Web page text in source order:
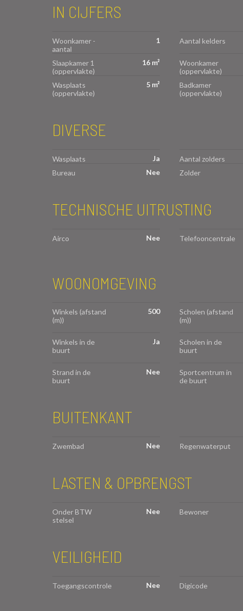
IN CIJFERS
Woonkamer -
aantal
1 Aantal kelders
Slaapkamer 1
(oppervlakte)
16 m²
Woonkamer
(oppervlakte)
Wasplaats
(oppervlakte)
5 m²
Badkamer
(oppervlakte)
DIVERSE
Wasplaats Ja Aantal zolders
Bureau
Nee Zolder
TECHNISCHE UITRUSTING
Airco Nee Telefooncentrale
WOONOMGEVING
Winkels (afstand
(m))
500
Scholen (afstand
(m))
Winkels in de
buurt
Ja
Scholen in de
buurt
Strand in de
buurt
Nee
Sportcentrum in
de buurt
BUITENKANT
Zwembad Nee Regenwaterput
LASTEN & OPBRENGST
Onder BTW
stelsel
Nee Bewoner
VEILIGHEID
Toegangscontrole Nee Digicode